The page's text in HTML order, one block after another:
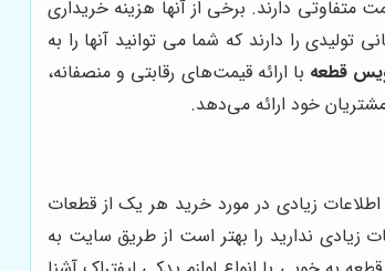
دارند. برخی از آنها هزینه خریداری
را دارند که شما می توانید آنها را به
قطعه با ارائه قیمت‌های رقابتی و منصفانه،
خود ارائه می‌دهد.
زیادی در مورد خرید هر یک از قطعات
زیادی ندارید را بهتر است از طریق سایت به